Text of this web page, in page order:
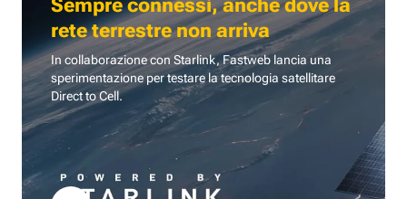
Sempre connessi, anche dove la
rete terrestre non arriva
In collaborazione con Starlink, Fastweb lancia una
sperimentazione per testare la tecnologia satellitare
Direct to Cell.